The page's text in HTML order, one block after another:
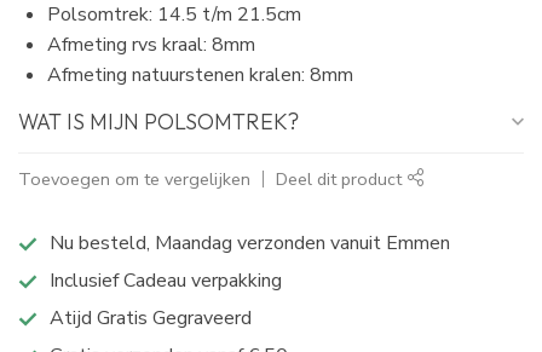
Polsomtrek: 14.5 t/m 21.5cm
Afmeting rvs kraal: 8mm
Afmeting natuurstenen kralen: 8mm
WAT IS MIJN POLSOMTREK?
Toevoegen om te vergelijken Deel dit product
Nu besteld, Maandag verzonden vanuit Emmen
Inclusief Cadeau verpakking
Atijd Gratis Gegraveerd